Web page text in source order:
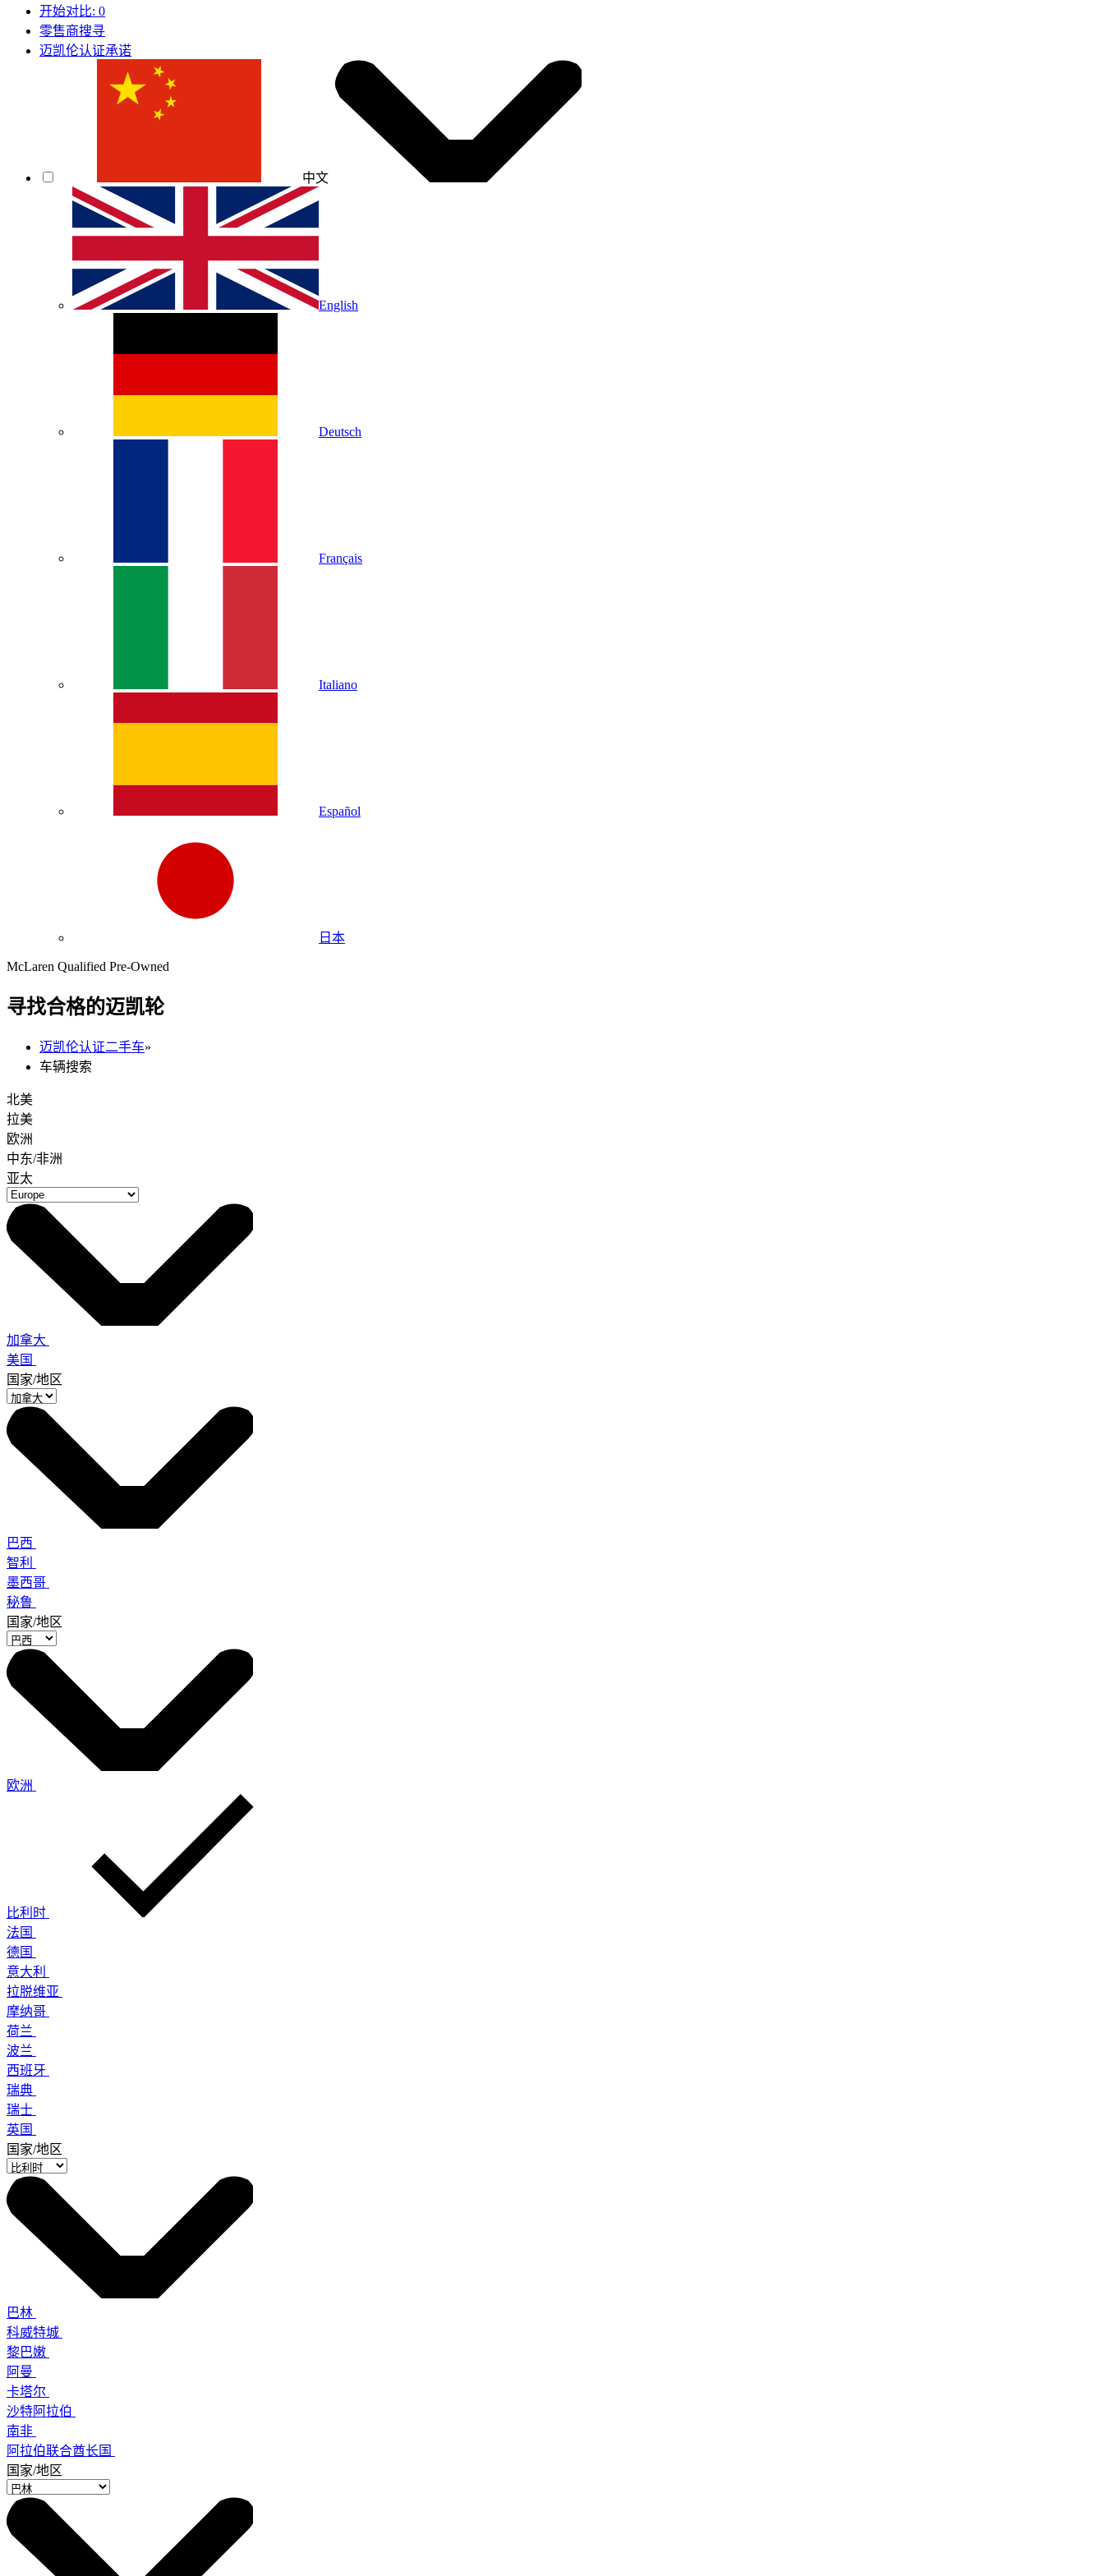
开始对比: 0
零售商搜寻
迈凯伦认证承诺
中文
English
Deutsch
Français
Italiano
Español
日本
McLaren Qualified Pre-Owned
寻找合格的迈凯轮
迈凯伦认证二手车»
车辆搜索
北美
拉美
欧洲
中东/非洲
亚太
加拿大
美国
国家/地区
巴西
智利
墨西哥
秘鲁
国家/地区
欧洲
比利时
法国
德国
意大利
拉脱维亚
摩纳哥
荷兰
波兰
西班牙
瑞典
瑞士
英国
国家/地区
巴林
科威特城
黎巴嫩
阿曼
卡塔尔
沙特阿拉伯
南非
阿拉伯联合酋长国
国家/地区